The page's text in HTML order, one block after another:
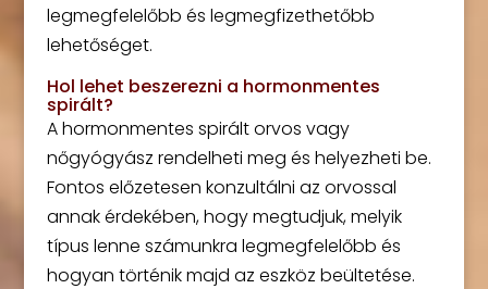
legmegfelelőbb és legmegfizethetőbb
lehetőséget.
Hol lehet beszerezni a hormonmentes
spirált?
A hormonmentes spirált orvos vagy
nőgyógyász rendelheti meg és helyezheti be.
Fontos előzetesen konzultálni az orvossal
annak érdekében, hogy megtudjuk, melyik
típus lenne számunkra legmegfelelőbb és
hogyan történik majd az eszköz beültetése.